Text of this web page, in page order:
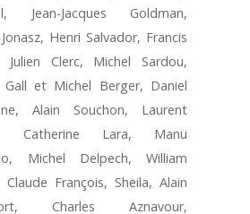
Jean-Jacques Goldman,
Henri Salvador, Francis
Julien Clerc, Michel Sardou,
Gall et Michel Berger, Daniel
Alain Souchon, Laurent
Catherine Lara, Manu
Michel Delpech, William
Claude François, Sheila, Alain
Charles Aznavour,